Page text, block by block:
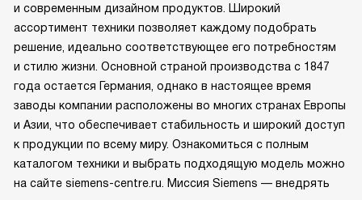
и современным дизайном продуктов. Широкий
ассортимент техники позволяет каждому подобрать
решение, идеально соответствующее его потребностям
и стилю жизни. Основной страной производства с 1847
года остается Германия, однако в настоящее время
заводы компании расположены во многих странах Европы
и Азии, что обеспечивает стабильность и широкий доступ
к продукции по всему миру. Ознакомиться с полным
каталогом техники и выбрать подходящую модель можно
на сайте siemens-centre.ru. Миссия Siemens — внедрять